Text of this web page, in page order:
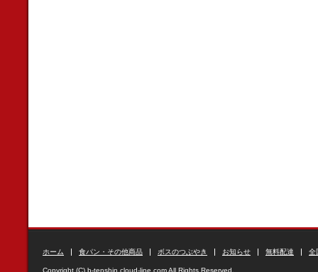
ホーム 食パン・その他商品 ボスのつぶやき お知らせ 無料配達 全
Copyright (C) b-tenshin.cloud-line.com All Rights Reserved.